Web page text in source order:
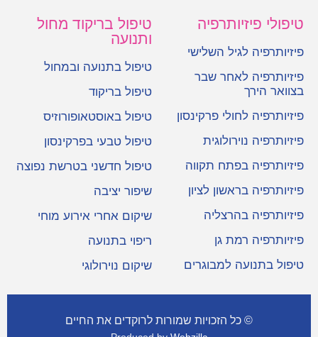
טיפולי פיזיותרפיה
פיזיותרפיה לגיל השלישי
פיזיותרפיה לאחר שבר
בצוואר הירך
פיזיותרפיה לחולי פרקינסון
פיזיותרפיה נוירולוגית
פיזיותרפיה בפתח תקווה
פיזיותרפיה בראשון לציון
פיזיותרפיה בהרצליה
פיזיותרפיה רמת גן
טיפול בתנועה למבוגרים
טיפול בריקוד מחול
ותנועה
טיפול בתנועה ובמחול
טיפול בריקוד
טיפול באוסטאופורוזיס
טיפול טבעי בפרקינסון
טיפול חדשני בטרשת נפוצה
שיפור יציבה
שיקום אחרי אירוע מוחי
ריפוי בתנועה
שיקום נוירולוגי
© כל הזכויות שמורות לרוקדים את החיים